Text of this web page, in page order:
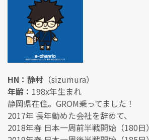
HN：静村 （sizumura）
年齢： 198x年生まれ
静岡県在住。GROM乗ってました！
2017年 長年勤めた会社を辞めて、
2018年春 日本一周前半戦開始（180日）